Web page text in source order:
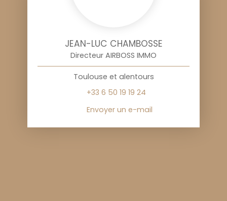
JEAN-LUC CHAMBOSSE
Directeur AIRBOSS IMMO
Toulouse et alentours
+33 6 50 19 19 24
Envoyer un e-mail